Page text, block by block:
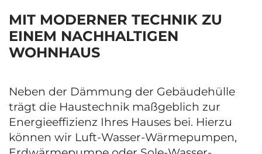
MIT MODERNER TECHNIK ZU
EINEM NACHHALTIGEN
WOHNHAUS
Neben der Dämmung der Gebäudehülle
trägt die Haustechnik maßgeblich zur
Energieeffizienz Ihres Hauses bei. Hierzu
können wir Luft-Wasser-Wärmepumpen,